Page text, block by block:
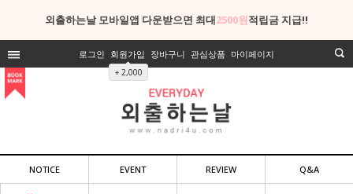
외출하는날 모바일앱 다운받으면 최대2500원적립금 지급!!
로그인 회원가입
+ 2,000
장바구니 관심상품 마이페이지
NOTICE EVENT REVIEW Q&A